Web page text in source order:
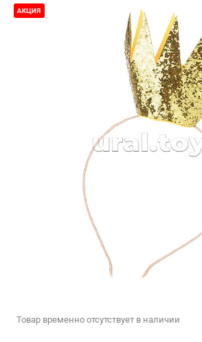
Товар временно отсутствует в наличии